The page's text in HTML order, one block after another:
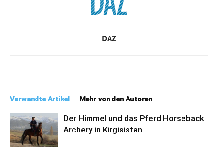
DAZ
Verwandte Artikel Mehr von den Autoren
Der Himmel und das Pferd Horseback
Archery in Kirgisistan